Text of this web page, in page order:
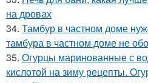
на дровах
34. Тамбур в частном доме
тамбура в частном доме не
35. Огурцы маринованные с
кислотой на зиму рецепты.